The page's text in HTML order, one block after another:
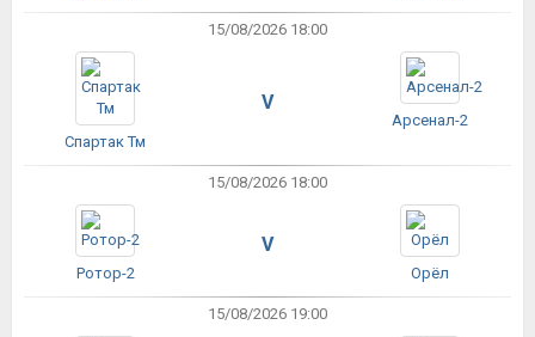
15/08/2026 18:00
Спартак Тм
V
Арсенал-2
15/08/2026 18:00
Ротор-2
V
Орёл
15/08/2026 19:00